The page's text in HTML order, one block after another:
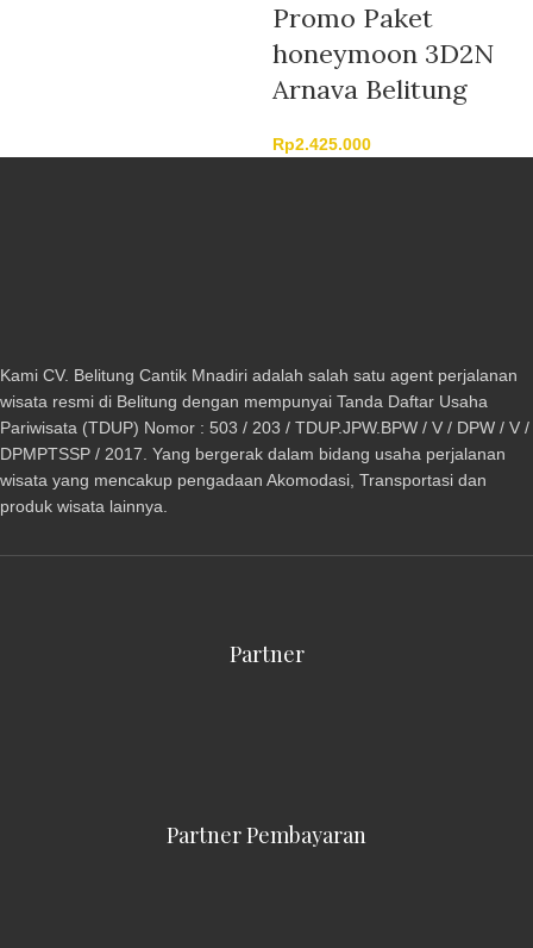
Promo Paket
honeymoon 3D2N
Arnava Belitung
Rp2.425.000
Kami CV. Belitung Cantik Mnadiri adalah salah satu agent perjalanan
wisata resmi di Belitung dengan mempunyai Tanda Daftar Usaha
Pariwisata (TDUP) Nomor : 503 / 203 / TDUP.JPW.BPW / V / DPW / V /
DPMPTSSP / 2017. Yang bergerak dalam bidang usaha perjalanan
wisata yang mencakup pengadaan Akomodasi, Transportasi dan
produk wisata lainnya.
Partner
Partner Pembayaran